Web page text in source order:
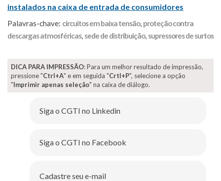
instalados na caixa de entrada de consumidores
Palavras-chave: circuitos em baixa tensão, proteção contra
descargas atmosféricas, sede de distribuição, supressores de surtos
DICA PARA IMPRESSÃO: Para um melhor resultado de impressão,
pressione "Ctrl+A" e em seguida "Crtl+P", selecione a opção
"Imprimir apenas seleção" na caixa de diálogo.
Siga o CGTI no Linkedin
Siga o CGTI no Facebook
Cadastre seu e-mail